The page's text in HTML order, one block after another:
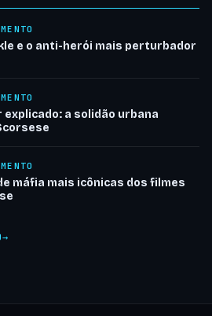
e o anti-herói mais perturbador
explicado: a solidão urbana
máfia mais icônicas dos filmes